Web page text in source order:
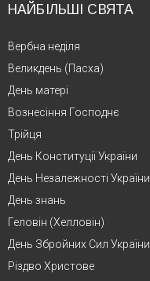
НАЙБІЛЬШІ СВЯТА
Вербна неділя
Великдень (Пасха)
День матері
Вознесіння Господнє
Трійця
День Конституції України
День Незалежності України
День знань
Геловін (Хелловін)
День Збройних Сил України
Різдво Христове